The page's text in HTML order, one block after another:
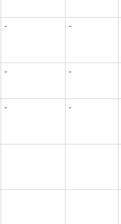
- -
- -
- -